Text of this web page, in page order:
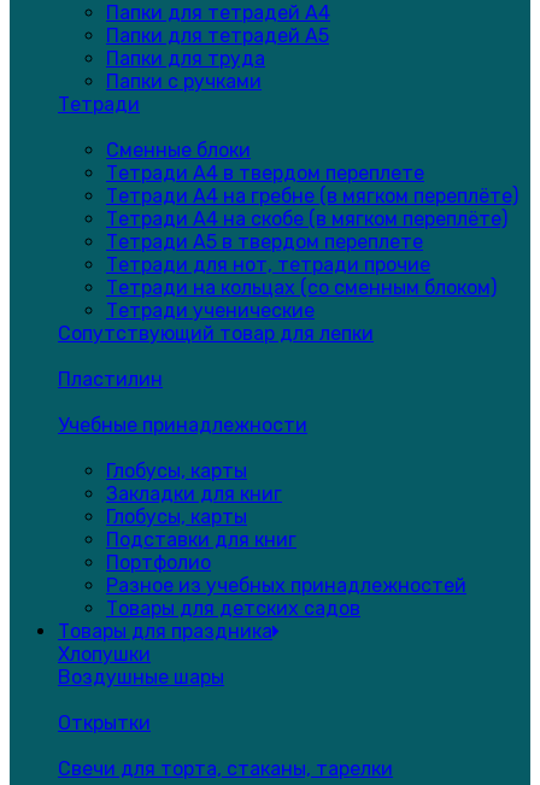
Папки для тетрадей А4
Папки для тетрадей А5
Папки для труда
Папки с ручками
Тетради
Сменные блоки
Тетради А4 в твердом переплете
Тетради А4 на гребне (в мягком переплёте)
Тетради А4 на скобе (в мягком переплёте)
Тетради А5 в твердом переплете
Тетради для нот, тетради прочие
Тетради на кольцах (со сменным блоком)
Тетради ученические
Сопутствующий товар для лепки
Пластилин
Учебные принадлежности
Глобусы, карты
Закладки для книг
Глобусы, карты
Подставки для книг
Портфолио
Разное из учебных принадлежностей
Товары для детских садов
Товары для праздника
Хлопушки
Воздушные шары
Открытки
Свечи для торта, стаканы, тарелки